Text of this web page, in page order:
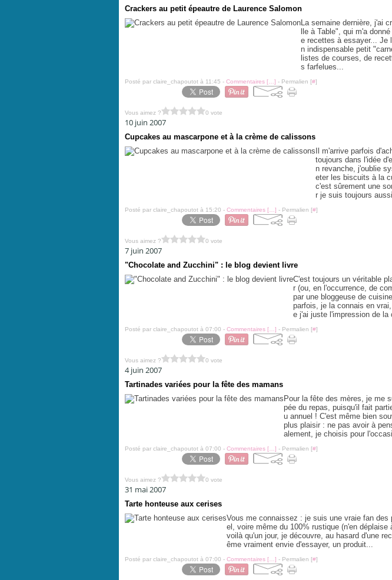
Crackers au petit épeautre de Laurence Salomon
La semaine dernière, j'ai
lle à Table", qui m'a
e recettes à essayer... Je
n indispensable petit
listes de courses, de
s farfelues...
Posté par claire_chapoutot à 11:45 - Commentaires [ ] - Permalien [#]
Vous aimez ? 0 vote
10 juin 2007
Cupcakes au mascarpone et à la crème de calissons
Il m'arrive parfois
toujours dans l'idée
n revanche, j'oublie
eter les biscuits à la
c'est sûrement une
r je suis toujours
Posté par claire_chapoutot à 15:20 - Commentaires [ ] - Permalien [#]
Vous aimez ? 0 vote
7 juin 2007
"Chocolate and Zucchini" : le blog devient livre
C'est toujours un véritable
r (ou, en l'occurrence, de
par une bloggeuse de
parfois, je la connais en
e j'ai juste l'impression de la
Posté par claire_chapoutot à 07:00 - Commentaires [ ] - Permalien [#]
Vous aimez ? 0 vote
4 juin 2007
Tartinades variées pour la fête des mamans
Pour la fête des mères, je me
pée du repas, puisqu'il fait
u annuel ! C'est même bien
plus plaisir : ne pas avoir à
alement, je choisis pour
Posté par claire_chapoutot à 07:00 - Commentaires [ ] - Permalien [#]
Vous aimez ? 0 vote
31 mai 2007
Tarte honteuse aux cerises
Vous me connaissez : je suis une vraie fan des
el, voire même du 100% rustique (n'en déplaise
voilà qu'un jour, je découvre, au hasard d'une
ême vraiment envie d'essayer, un produit...
Posté par claire_chapoutot à 07:00 - Commentaires [ ] - Permalien [#]